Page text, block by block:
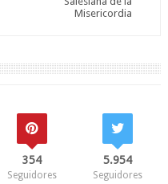
Misericordia
354
Seguidores
5.954
Seguidores